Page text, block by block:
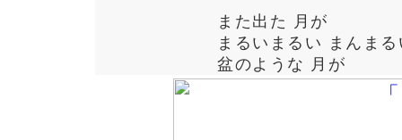
また出た 月が
まるいまるい まんまる
盆のような 月が